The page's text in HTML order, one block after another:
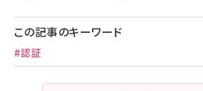
この記事のキーワード
#認証